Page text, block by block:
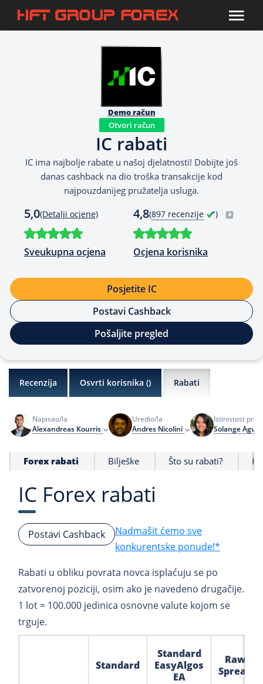
Demo račun
Otvori račun
IC rabati
IC ima najbolje rabate u našoj djelatnosti! Dobijte još
danas cashback na dio troška transakcije kod
najpouzdanijeg pružatelja usluga.
5,0(Detalji ocjene)
Sveukupna ocjena
4,8(897 recenzije )
Ocjena korisnika
Posjetite IC
Postavi Cashback
Pošaljite pregled
Recenzija Osvrti korisnika () Rabati
Napisao/la
Alexandreas Kourris
Uredio/la
Andres Nicolini
Istinistost
Solange
Forex rabati Bilješke Što su rabati?
IC Forex rabati
Postavi Cashback
Nadmašit ćemo sve
konkurentske ponude!*
Rabati u obliku povrata novca isplaćuju se po
zatvorenoj poziciji, osim ako je navedeno drugačije.
1 lot = 100.000 jedinica osnovne valute kojom se
trguje.
Standard
Standard
EasyAlgos
EA
Raw
Spread